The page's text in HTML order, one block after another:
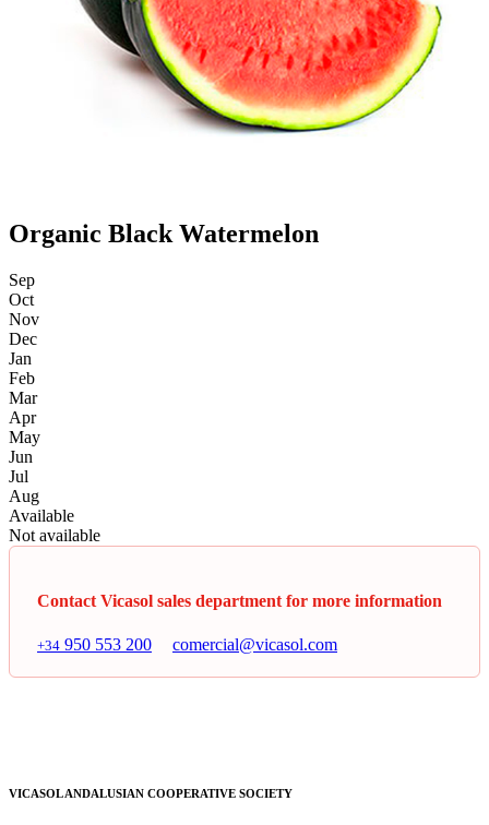
Organic Black Watermelon
Sep
Oct
Nov
Dec
Jan
Feb
Mar
Apr
May
Jun
Jul
Aug
Available
Not available
Contact Vicasol sales department for more information
+34 950 553 200 comercial@vicasol.com
VICASOL ANDALUSIAN COOPERATIVE SOCIETY